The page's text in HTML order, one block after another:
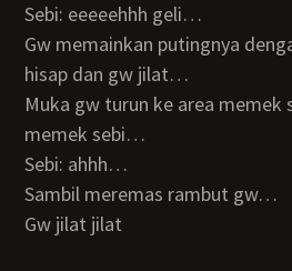
Sebi: eeeeehhh geli…
Gw memainkan putingnya dengan lembutnya… Gw
hisap dan gw jilat…
Muka gw turun ke area memek sebi… Dan menjilati
memek sebi…
Sebi: ahhh…
Sambil meremas rambut gw…
Gw jilat jilat